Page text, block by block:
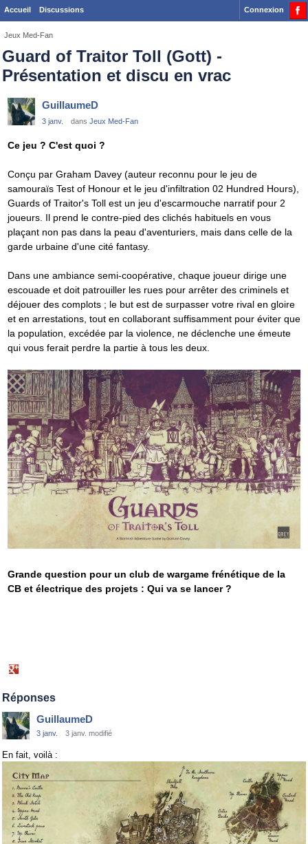
Accueil Discussions Connexion
Jeux Med-Fan
Guard of Traitor Toll (Gott) -
Présentation et discu en vrac
GuillaumeD
3 janv. dans Jeux Med-Fan
Ce jeu ? C'est quoi ?
Conçu par Graham Davey (auteur reconnu pour le jeu de
samouraïs Test of Honour et le jeu d'infiltration 02 Hundred Hours),
Guards of Traitor's Toll est un jeu d'escarmouche narratif pour 2
joueurs. Il prend le contre-pied des clichés habituels en vous
plaçant non pas dans la peau d'aventuriers, mais dans celle de la
garde urbaine d'une cité fantasy.
Dans une ambiance semi-coopérative, chaque joueur dirige une
escouade et doit patrouiller les rues pour arrêter des criminels et
déjouer des complots ; le but est de surpasser votre rival en gloire
et en arrestations, tout en collaborant suffisamment pour éviter que
la population, excédée par la violence, ne déclenche une émeute
qui vous ferait perdre la partie à tous les deux.
Grande question pour un club de wargame frénétique de la
CB et électrique des projets : Qui va se lancer ?
Google+
Réponses
GuillaumeD
3 janv. 3 janv. modifié
En fait, voilà :